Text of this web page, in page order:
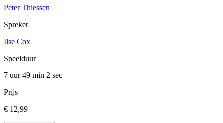
Peter Thiessen
Spreker
Ilse Cox
Speelduur
7 uur 49 min 2 sec
Prijs
€ 12,99